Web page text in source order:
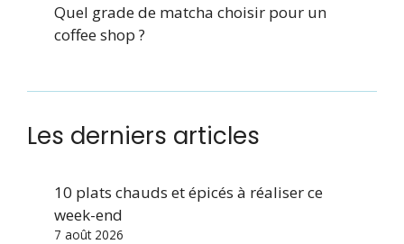
Quel grade de matcha choisir pour un
coffee shop ?
Les derniers articles
10 plats chauds et épicés à réaliser ce
week-end
7 août 2026